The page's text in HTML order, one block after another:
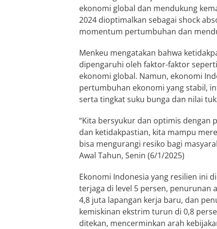
ekonomi global dan mendukung
2024 dioptimalkan sebagai shock
momentum pertumbuhan dan
Menkeu mengatakan bahwa
dipengaruhi oleh faktor-faktor
ekonomi global. Namun, ekonomi
pertumbuhan ekonomi yang stabil,
serta tingkat suku bunga dan nilai
“Kita bersyukur dan optimis dengan
dan ketidakpastian, kita mampu
bisa mengurangi resiko bagi
Awal Tahun, Senin (6/1/2025)
Ekonomi Indonesia yang resilien ini
terjaga di level 5 persen, penurunan
4,8 juta lapangan kerja baru, dan
kemiskinan ekstrim turun di 0,8
ditekan, mencerminkan arah